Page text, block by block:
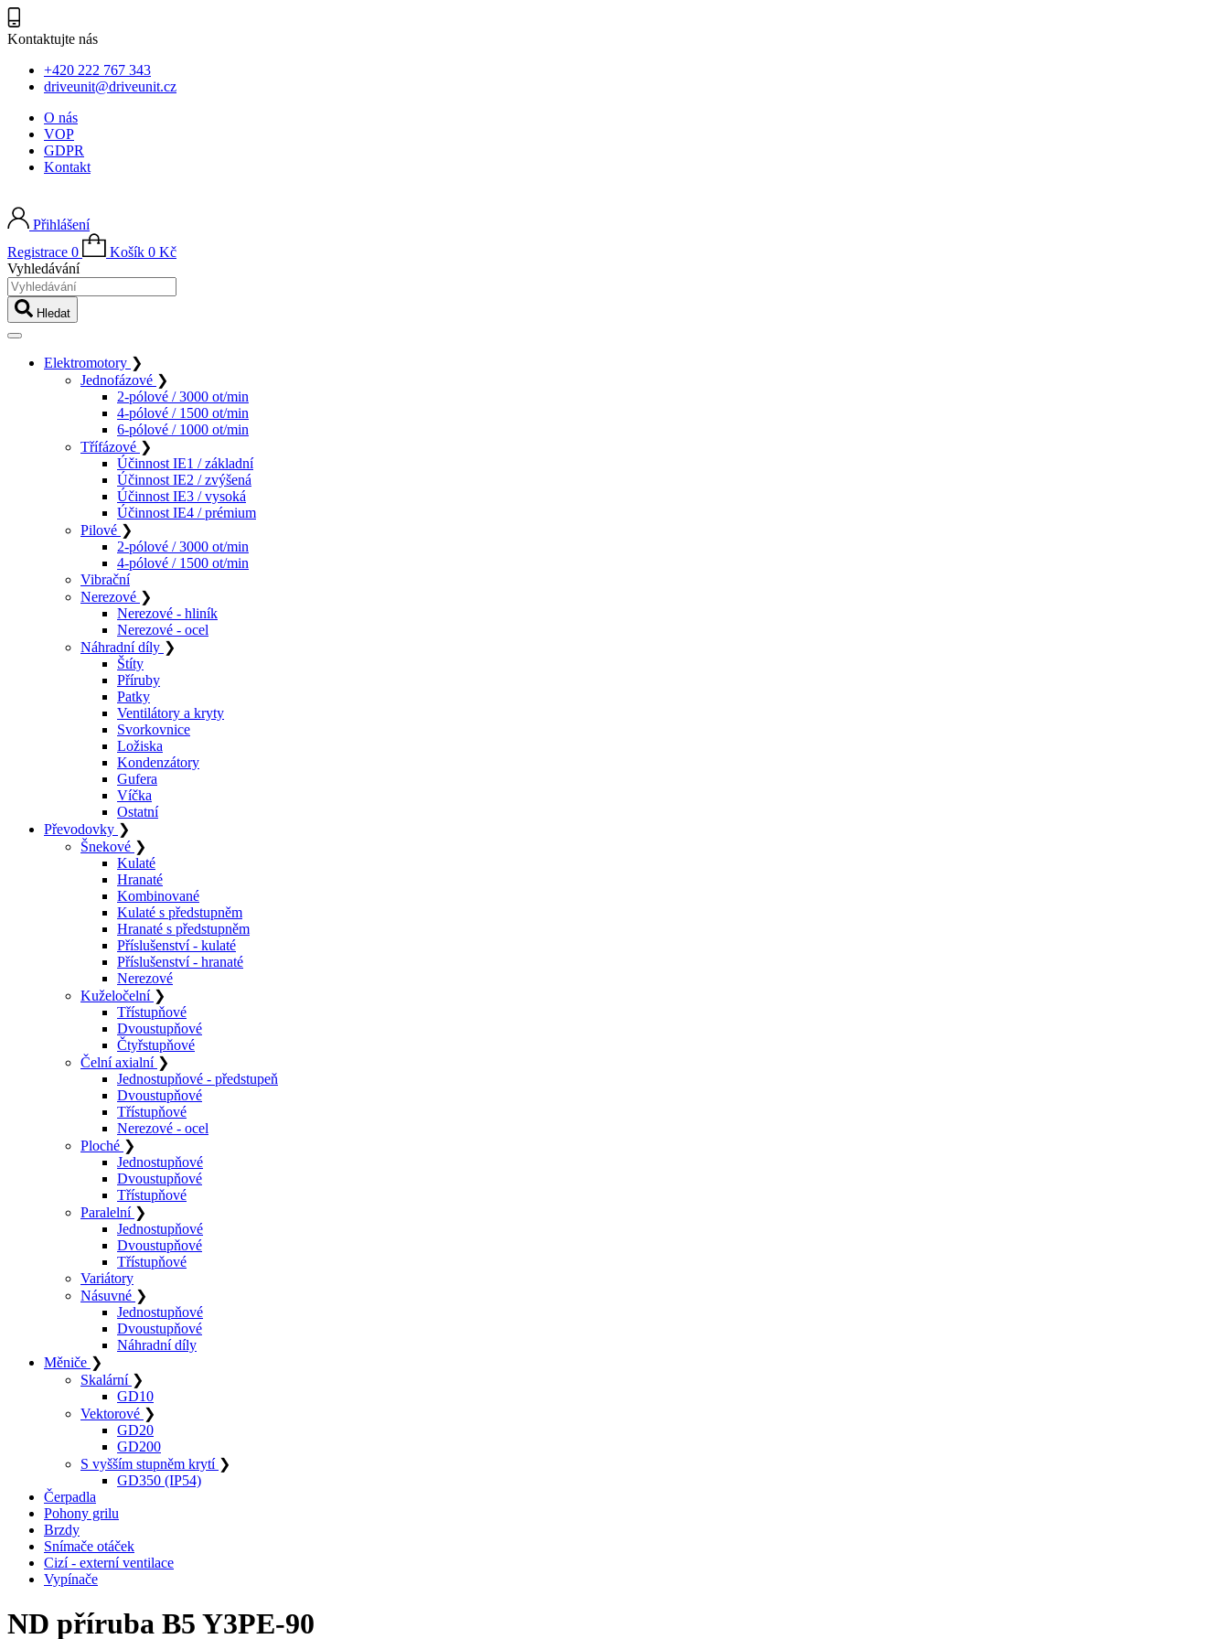
Kontaktujte nás
+420 222 767 343
driveunit@driveunit.cz
O nás
VOP
GDPR
Kontakt
Přihlášení
Registrace 0 Košík 0 Kč
Vyhledávání
Hledat
Elektromotory ❯
Jednofázové ❯
2-pólové / 3000 ot/min
4-pólové / 1500 ot/min
6-pólové / 1000 ot/min
Třífázové ❯
Účinnost IE1 / základní
Účinnost IE2 / zvýšená
Účinnost IE3 / vysoká
Účinnost IE4 / prémium
Pilové ❯
2-pólové / 3000 ot/min
4-pólové / 1500 ot/min
Vibrační
Nerezové ❯
Nerezové - hliník
Nerezové - ocel
Náhradní díly ❯
Štíty
Příruby
Patky
Ventilátory a kryty
Svorkovnice
Ložiska
Kondenzátory
Gufera
Víčka
Ostatní
Převodovky ❯
Šnekové ❯
Kulaté
Hranaté
Kombinované
Kulaté s předstupněm
Hranaté s předstupněm
Příslušenství - kulaté
Příslušenství - hranaté
Nerezové
Kuželočelní ❯
Třístupňové
Dvoustupňové
Čtyřstupňové
Čelní axialní ❯
Jednostupňové - předstupeň
Dvoustupňové
Třístupňové
Nerezové - ocel
Ploché ❯
Jednostupňové
Dvoustupňové
Třístupňové
Paralelní ❯
Jednostupňové
Dvoustupňové
Třístupňové
Variátory
Násuvné ❯
Jednostupňové
Dvoustupňové
Náhradní díly
Měniče ❯
Skalární ❯
GD10
Vektorové ❯
GD20
GD200
S vyšším stupněm krytí ❯
GD350 (IP54)
Čerpadla
Pohony grilu
Brzdy
Snímače otáček
Cizí - externí ventilace
Vypínače
ND příruba B5 Y3PE-90